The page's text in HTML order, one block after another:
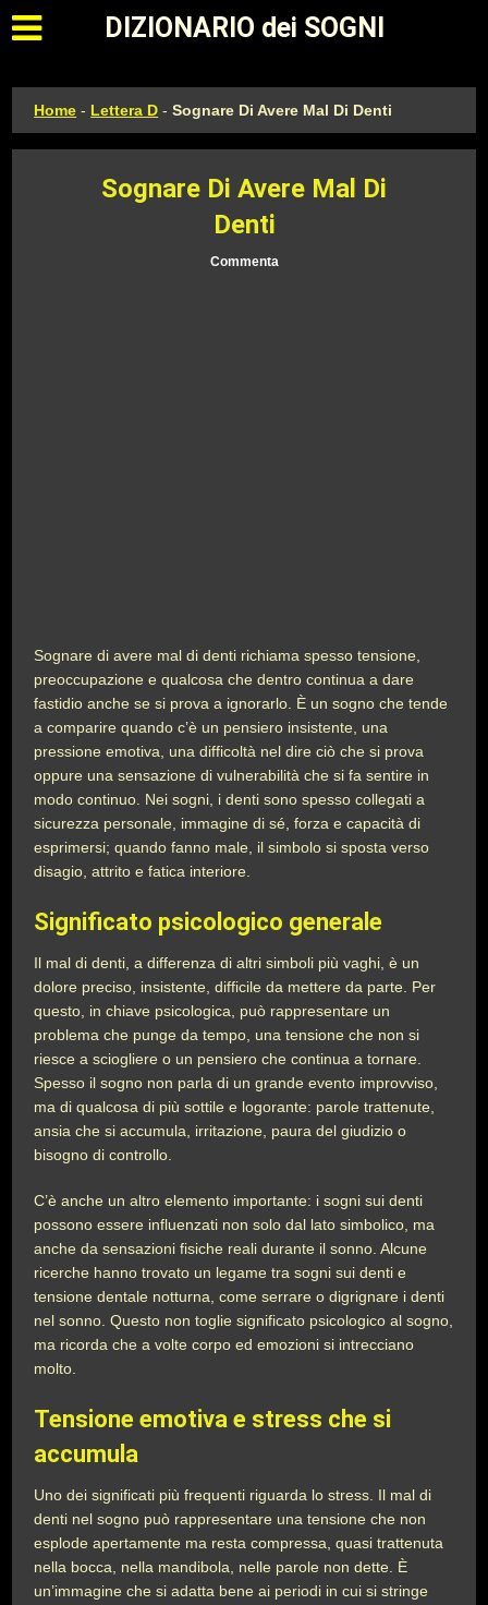
Apri il menu principale
DIZIONARIO dei SOGNI
Home - Lettera D -Sognare Di Avere Mal Di Denti
Sognare Di Avere Mal Di
Denti
Commenta
Sognare di avere mal di denti richiama spesso tensione,
preoccupazione e qualcosa che dentro continua a dare
fastidio anche se si prova a ignorarlo. È un sogno che tende
a comparire quando c’è un pensiero insistente, una
pressione emotiva, una difficoltà nel dire ciò che si prova
oppure una sensazione di vulnerabilità che si fa sentire in
modo continuo. Nei sogni, i denti sono spesso collegati a
sicurezza personale, immagine di sé, forza e capacità di
esprimersi; quando fanno male, il simbolo si sposta verso
disagio, attrito e fatica interiore.
Significato psicologico generale
Il mal di denti, a differenza di altri simboli più vaghi, è un
dolore preciso, insistente, difficile da mettere da parte. Per
questo, in chiave psicologica, può rappresentare un
problema che punge da tempo, una tensione che non si
riesce a sciogliere o un pensiero che continua a tornare.
Spesso il sogno non parla di un grande evento improvviso,
ma di qualcosa di più sottile e logorante: parole trattenute,
ansia che si accumula, irritazione, paura del giudizio o
bisogno di controllo.
C’è anche un altro elemento importante: i sogni sui denti
possono essere influenzati non solo dal lato simbolico, ma
anche da sensazioni fisiche reali durante il sonno. Alcune
ricerche hanno trovato un legame tra sogni sui denti e
tensione dentale notturna, come serrare o digrignare i denti
nel sonno. Questo non toglie significato psicologico al sogno,
ma ricorda che a volte corpo ed emozioni si intrecciano
molto.
Tensione emotiva e stress che si
accumula
Uno dei significati più frequenti riguarda lo stress. Il mal di
denti nel sogno può rappresentare una tensione che non
esplode apertamente ma resta compressa, quasi trattenuta
nella bocca, nella mandibola, nelle parole non dette. È
un’immagine che si adatta bene ai periodi in cui si stringe